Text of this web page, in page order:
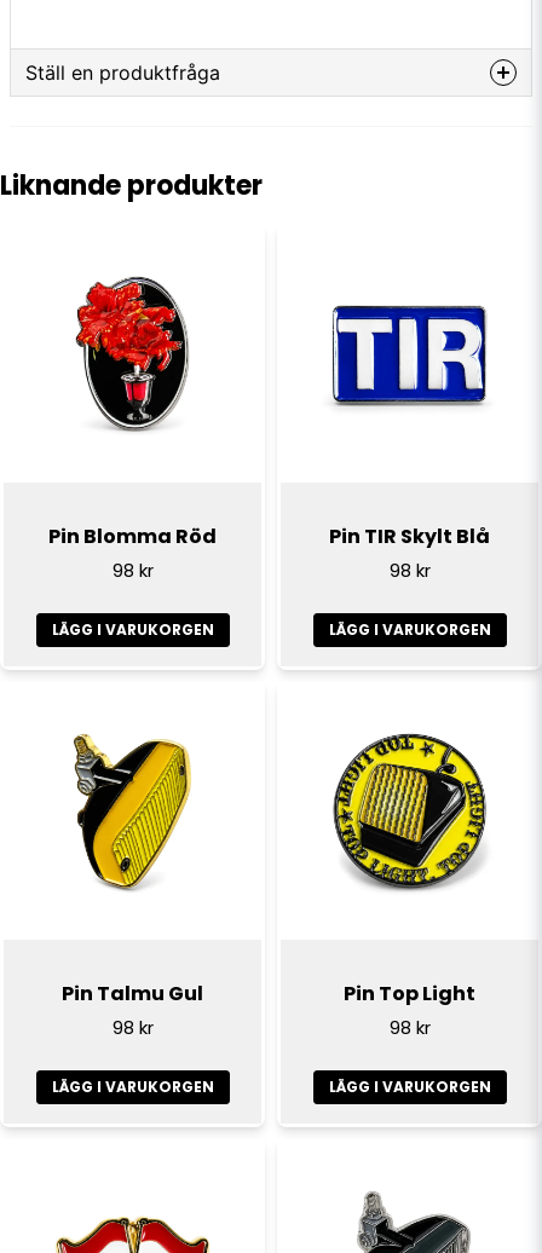
Ställ en produktfråga
E-postadress
Liknande produkter
Pin Blomma Röd
98 kr
LÄGG I VARUKORGEN
Pin TIR Skylt Blå
98 kr
LÄGG I VARUKORGEN
Pin Talmu Gul
98 kr
LÄGG I VARUKORGEN
Pin Top Light
98 kr
LÄGG I VARUKORGEN